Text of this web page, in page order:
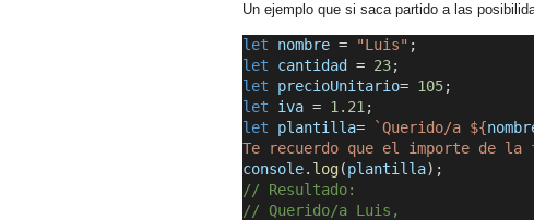
Un ejemplo que si saca partido a las
let nombre = "Luis" ;
let
cantidad = 23;
let
precioUnitario= 105;
let
iva = 1.21 ;
let
plantilla= `Querido/a ${
Te recuerdo que el importe de la
console. log(plantilla);
// Resultado:
// Querido/a Luis,